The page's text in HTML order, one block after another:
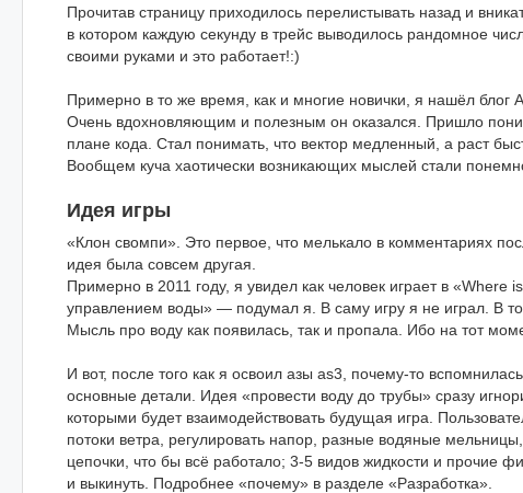
Прочитав страницу приходилось перелистывать назад и
в котором каждую секунду в трейс выводилось рандомное
своими руками и это работает!:)
Примерно в то же время, как и многие новички, я нашёл блог
Очень вдохновляющим и полезным он оказался. Пришло
плане кода. Стал понимать, что вектор медленный, а раст
Вообщем куча хаотически возникающих мыслей стали
Идея игры
«Клон свомпи». Это первое, что мелькало в комментариях
идея была совсем другая.
Примерно в 2011 году, я увидел как человек играет в «Where
управлением воды» — подумал я. В саму игру я не играл. В
Мысль про воду как появилась, так и пропала. Ибо на тот
И вот, после того как я освоил азы as3, почему-то
основные детали. Идея «провести воду до трубы» сразу
которыми будет взаимодействовать будущая игра.
потоки ветра, регулировать напор, разные водяные
цепочки, что бы всё работало; 3-5 видов жидкости и прочие
и выкинуть. Подробнее «почему» в разделе «Разработка».